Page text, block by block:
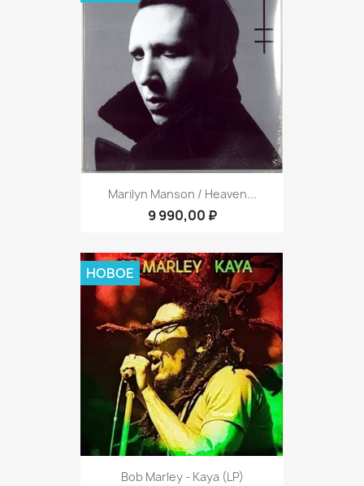
Marilyn Manson / Heaven...
9 990,00 ₽
Bob Marley - Kaya (LP)
НОВОЕ